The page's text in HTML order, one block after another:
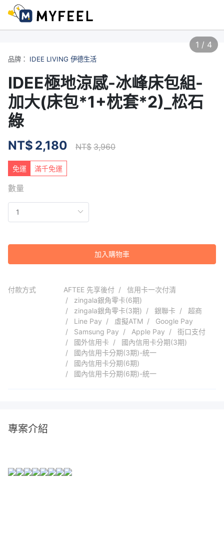
1 / 4
品牌： IDEE LIVING 伊德生活
IDEE極地涼感-冰峰床包組-
加大(床包*1+枕套*2)_松石
綠
NT$ 2,180 NT$ 3,960
免運 滿千免運
數量
加入購物車
付款方式 AFTEE 先享後付
信用卡一次付清
zingala銀角零卡(6期)
zingala銀角零卡(3期)
銀聯卡
超商
Line Pay
虛擬ATM
Google Pay
Samsung Pay
Apple Pay
街口支付
國外信用卡
國內信用卡分期(3期)
國內信用卡分期(3期)-統一
國內信用卡分期(6期)
國內信用卡分期(6期)-統一
專案介紹